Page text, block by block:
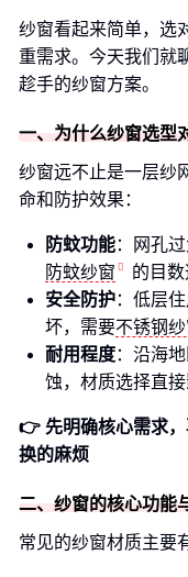
纱窗看起来简单，选
重需求。今天我们就
趁手的纱窗方案。
一、为什么纱窗选型
纱窗远不止是一层纱
命和防护效果：
防蚊功能：网孔
防蚊纱窗
的目
安全防护：低层
坏，需要不锈钢
耐用程度：沿海
蚀，材质选择直
👉 先明确核心需求
换的麻烦
二、纱窗的核心功能
常见的纱窗材质主要